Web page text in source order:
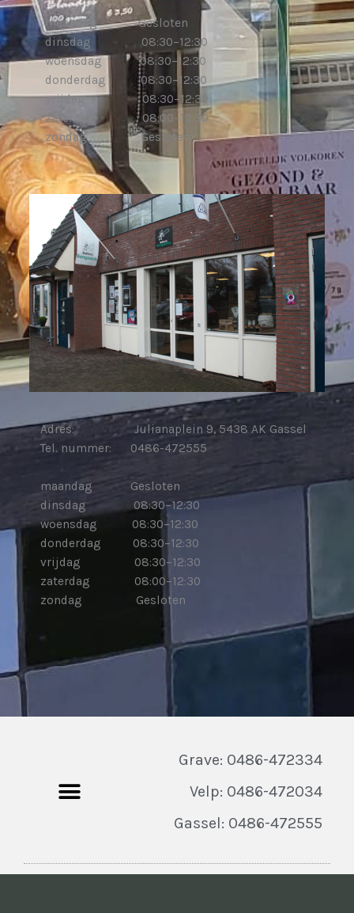
maandag Gesloten
dinsdag 08:30–12:30
woensdag 08:30–12:30
donderdag 08:30–12:30
vrijdag 08:30–12:30
zaterdag 08:00–12:30
zondag Gesloten
Adres: Julianaplein 9, 5438 AK Gassel
Tel. nummer: 0486-472555
maandag Gesloten
dinsdag 08:30–12:30
woensdag 08:30–12:30
donderdag 08:30–12:30
vrijdag 08:30–12:30
zaterdag 08:00–12:30
zondag Gesloten
Grave: 0486-472334
Velp: 0486-472034
Gassel: 0486-472555